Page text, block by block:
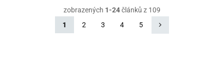
zobrazených 1-24článků z 109
1
2 3 4 5